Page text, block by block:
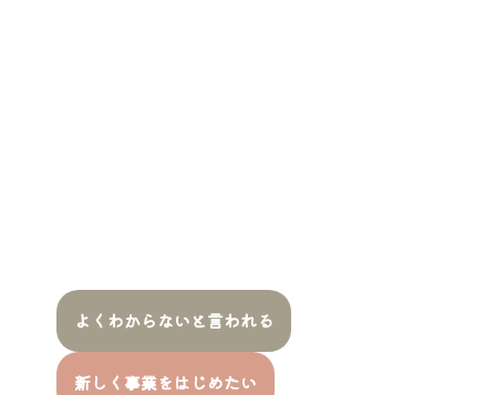
よくわからないと言われる
新しく事業をはじめたい